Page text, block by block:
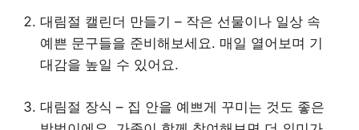
대림절 캘린더 만들기 – 작은 선물이나 일상 속
예쁜 문구들을 준비해보세요. 매일 열어보며 기
대감을 높일 수 있어요.
대림절 장식 – 집 안을 예쁘게 꾸미는 것도 좋은